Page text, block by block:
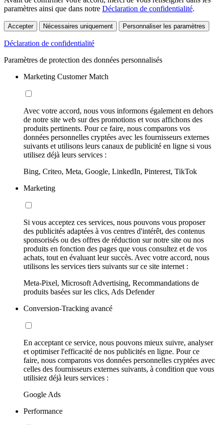
paramètres ainsi que dans notre Déclaration de confidentialité.
Accepter Nécessaires uniquement Personnaliser les paramètres
Déclaration de confidentialité
Paramètres de protection des données personnalisés
Marketing Customer Match
Avec votre accord, nous vous informons également en dehors
de notre site web sur des promotions et vous affichons des
produits pertinents. Pour ce faire, nous comparons vos
données personnelles cryptées avec les fournisseurs externes
suivants et utilisons leurs canaux de publicité en ligne si vous
utilisez déjà leurs services :
Bing, Criteo, Meta, Google, LinkedIn, Pinterest, TikTok
Marketing
Si vous acceptez ces services, nous pouvons vous proposer
des publicités adaptées à vos centres d'intérêt, des contenus
sponsorisés ou des offres de réduction sur notre site ou nos
produits en fonction des pages que vous consultez et de vos
achats, tout en évaluant leur succès. Avec votre accord, nous
utilisons les services tiers suivants sur ce site internet :
Meta-Pixel, Microsoft Advertising, Recommandations de
produits basées sur les clics, Ads Defender
Conversion-Tracking avancé
En acceptant ce service, nous pouvons mieux suivre, analyser
et optimiser l'efficacité de nos publicités en ligne. Pour ce
faire, nous comparons vos données personnelles cryptées avec
celles des fournisseurs externes suivants, à condition que vous
utilisiez déjà leurs services :
Google Ads
Performance